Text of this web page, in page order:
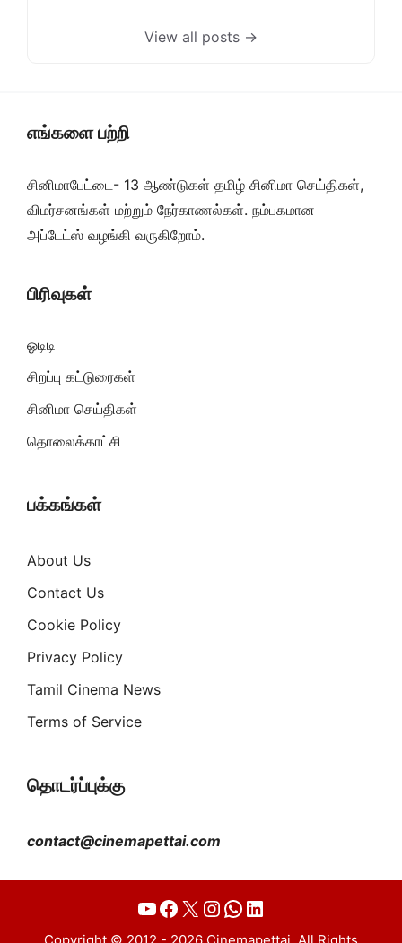
View all posts →
எங்களை பற்றி
சினிமாபேட்டை- 13 ஆண்டுகள் தமிழ் சினிமா செய்திகள்,
விமர்சனங்கள் மற்றும் நேர்காணல்கள். நம்பகமான
அப்டேட்ஸ் வழங்கி வருகிறோம்.
பிரிவுகள்
ஓடிடி
சிறப்பு கட்டுரைகள்
சினிமா செய்திகள்
தொலைக்காட்சி
பக்கங்கள்
About Us
Contact Us
Cookie Policy
Privacy Policy
Tamil Cinema News
Terms of Service
தொடர்ப்புக்கு
contact@cinemapettai.com
YouTube
Facebook
X Instagram
WhatsApp
LinkedIn